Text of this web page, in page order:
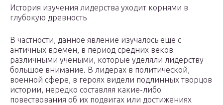
История изучения лидерства уходит корнями в
глубокую древность
В частности, данное явление изучалось еще с
античных времен, в период средних веков
различными учеными, которые уделяли лидерству
большое внимание. В лидерах в политической,
военной сфере, в героях видели подлинных творцов
истории, нередко составляя какие-либо
повествования об их подвигах или достижениях